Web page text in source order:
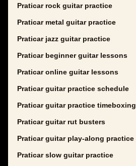
Praticar rock guitar practice
Praticar metal guitar practice
Praticar jazz guitar practice
Praticar beginner guitar lessons
Praticar online guitar lessons
Praticar guitar practice schedule
Praticar guitar practice timeboxing
Praticar guitar rut busters
Praticar guitar play-along practice
Praticar slow guitar practice